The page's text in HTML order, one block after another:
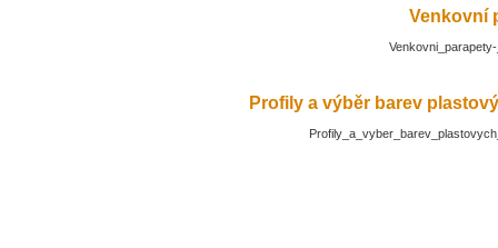
Venkovní
Profily a výběr barev